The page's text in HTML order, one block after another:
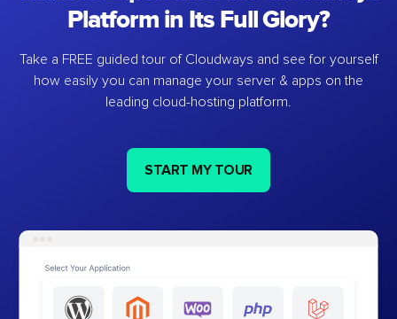
Platform in Its Full Glory?
Take a FREE guided tour of Cloudways and see for yourself
how easily you can manage your server & apps on the
leading cloud-hosting platform.
START MY TOUR